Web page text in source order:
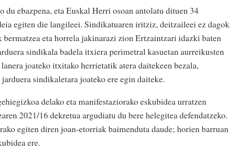
ebazpena, eta Euskal Herri osoan antolatu dituen 34
egiten die langileei. Sindikatuaren iritziz, deitzaileei ez
eta horrela jakinarazi zion Ertzaintzari idazki baten
sindikala badela itxiera perimetral kasuetan aurreikusten
joateko itxitako herrietatik atera daitekeen bezala,
sindikaletara joateko ere egin daiteke.
delako eta manifestaziorako eskubidea urratzen
2021/16 dekretua argudiatu du bere helegitea defendatzeko.
egiten diren joan-etorriak baimenduta daude; horien barruan
ere.